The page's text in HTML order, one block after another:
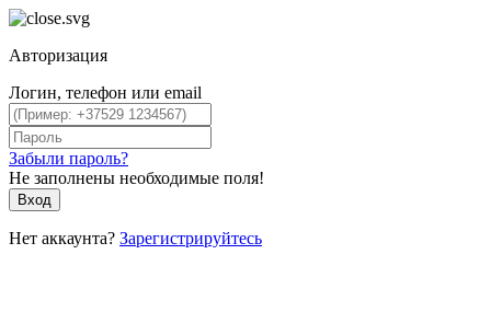
Авторизация
Логин, телефон или email
Забыли пароль?
Не заполнены необходимые поля!
Вход
Нет аккаунта? Зарегистрируйтесь